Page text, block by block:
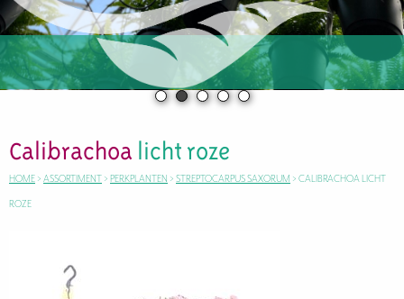
Calibrachoa licht roze
HOME > ASSORTIMENT > PERKPLANTEN > STREPTOCARPUS SAXORUM > CALIBRACHOA LICHT
ROZE